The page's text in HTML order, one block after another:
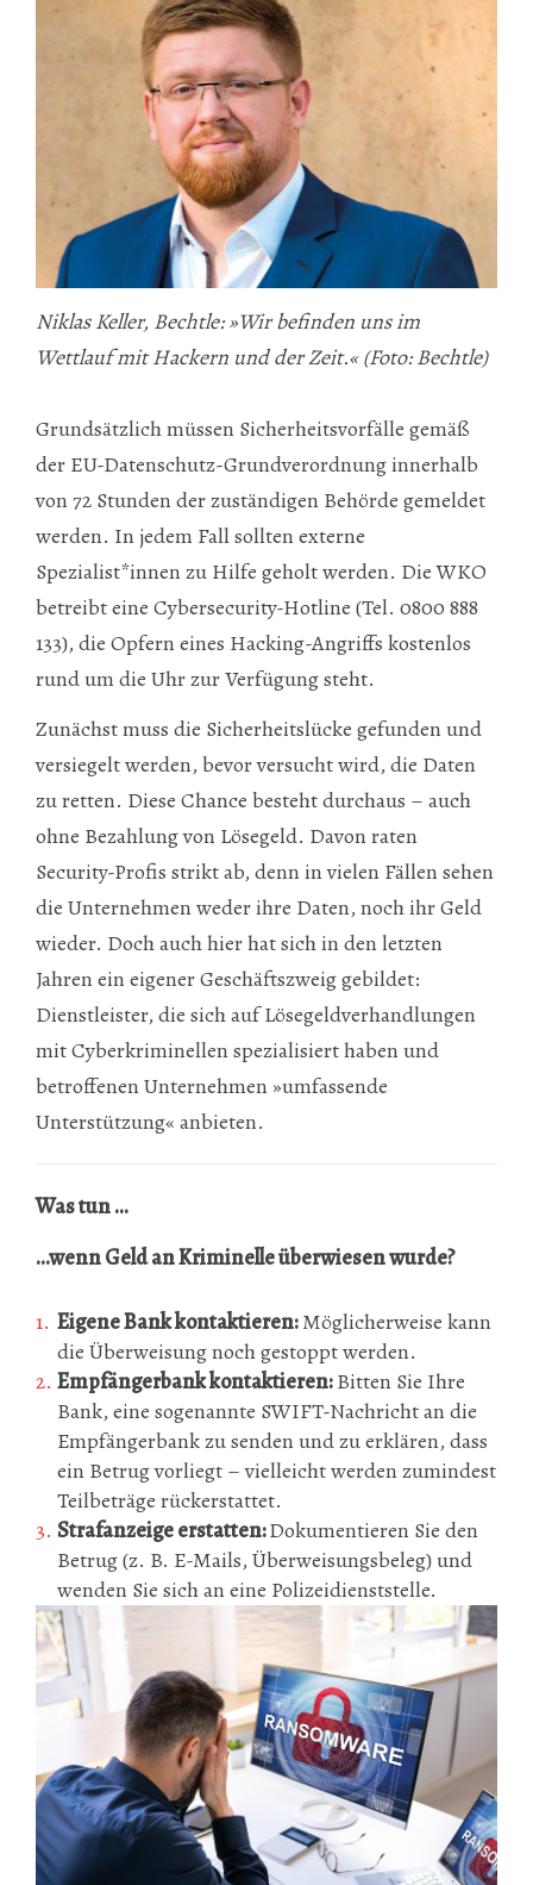
Niklas Keller, Bechtle: »Wir befinden uns im
Wettlauf mit Hackern und der Zeit.« (Foto: Bechtle)
Grundsätzlich müssen Sicherheitsvorfälle gemäß
der EU-Datenschutz-Grundverordnung innerhalb
von 72 Stunden der zuständigen Behörde gemeldet
werden. In jedem Fall sollten externe
Spezialist*innen zu Hilfe geholt werden. Die WKO
betreibt eine Cybersecurity-Hotline (Tel. 0800 888
133), die Opfern eines Hacking-Angriffs kostenlos
rund um die Uhr zur Verfügung steht.
Zunächst muss die Sicherheitslücke gefunden und
versiegelt werden, bevor versucht wird, die Daten
zu retten. Diese Chance besteht durchaus – auch
ohne Bezahlung von Lösegeld. Davon raten
Security-Profis strikt ab, denn in vielen Fällen sehen
die Unternehmen weder ihre Daten, noch ihr Geld
wieder. Doch auch hier hat sich in den letzten
Jahren ein eigener Geschäftszweig gebildet:
Dienstleister, die sich auf Lösegeldverhandlungen
mit Cyberkriminellen spezialisiert haben und
betroffenen Unternehmen »umfassende
Unterstützung« anbieten.
Was tun ...
...wenn Geld an Kriminelle überwiesen wurde?
Eigene Bank kontaktieren:Möglicherweise kann
die Überweisung noch gestoppt werden.
Empfängerbank kontaktieren:Bitten Sie Ihre
Bank, eine sogenannte SWIFT-Nachricht an die
Empfängerbank zu senden und zu erklären, dass
ein Betrug vorliegt – vielleicht werden zumindest
Teilbeträge rückerstattet.
Strafanzeige erstatten:Dokumentieren Sie den
Betrug (z. B. E-Mails, Überweisungsbeleg) und
wenden Sie sich an eine Polizeidienststelle.